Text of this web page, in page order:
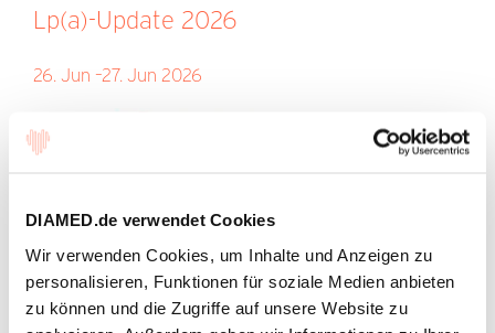
DIAMED.de verwendet Cookies
Wir verwenden Cookies, um Inhalte und Anzeigen zu
personalisieren, Funktionen für soziale Medien anbieten
zu können und die Zugriffe auf unsere Website zu
Lp(a)-Update 2026
26. Jun –27. Jun 2026